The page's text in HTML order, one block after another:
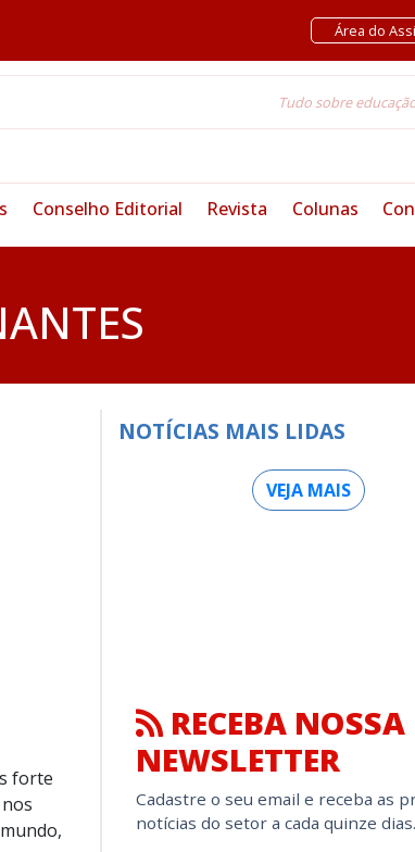
Área do
Conselho Editorial Revista Colunas
forte
NOTÍCIAS MAIS LIDAS
VEJA MAIS
RECEBA NOSSA
NEWSLETTER
Cadastre o seu email e receba as
notícias do setor a cada quinze dias.